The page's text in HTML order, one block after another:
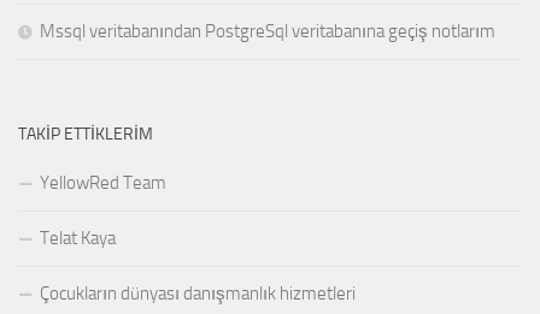
Mssql veritabanından PostgreSql veritabanına geçiş notlarım
TAKIP ETTIKLERIM
YellowRed Team
Telat Kaya
Çocukların dünyası danışmanlık hizmetleri